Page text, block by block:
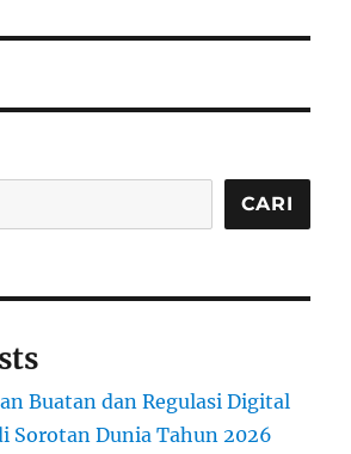
CARI
Buatan dan Regulasi Digital
Sorotan Dunia Tahun 2026